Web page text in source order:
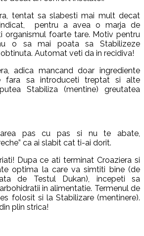
tentat sa slabesti mai mult decat
pentru a avea o marja de
organismul foarte tare. Motiv pentru
o sa mai poata sa Stabilizeze
Automat veti da in recidiva!
adica mancand doar ingrediente
fara sa introduceti treptat si alte
Stabiliza (mentine) greutatea
pas cu pas si nu te abate,
ca ai slabit cat ti-ai dorit.
Dupa ce ati terminat Croaziera si
optima la care va simtiti bine (de
de Testul Dukan), incepeti sa
in alimentatie. Termenul de
folosit si la Stabilizare (mentinere).
plin strica!